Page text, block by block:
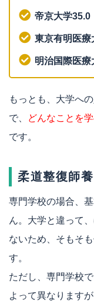
帝京大学35.0
東京有明医療
明治国際医療
もっとも、大学へ
で、
どんなことを
です。
柔道整復師
専門学校の場合、
ん。大学と違って
ないため、そもそ
す。
ただし、専門学校
よって異なります